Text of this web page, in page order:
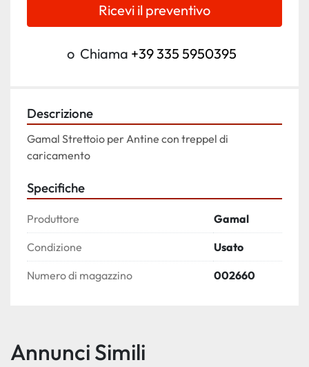
Ricevi il preventivo
o Chiama +39 335 5950395
Descrizione
Gamal Strettoio per Antine con treppel di
caricamento
Specifiche
Produttore Gamal
Condizione Usato
Numero di magazzino 002660
Annunci Simili